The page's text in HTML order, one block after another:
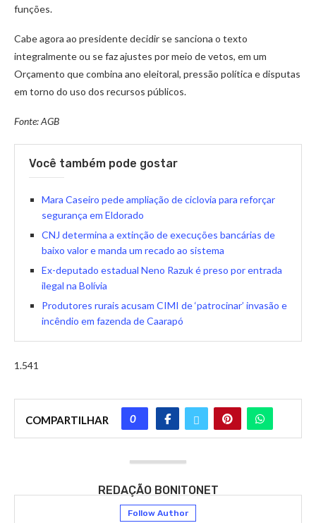
funções.
Cabe agora ao presidente decidir se sanciona o texto
integralmente ou se faz ajustes por meio de vetos, em um
Orçamento que combina ano eleitoral, pressão política e disputas
em torno do uso dos recursos públicos.
Fonte: AGB
Você também pode gostar
Mara Caseiro pede ampliação de ciclovia para reforçar
segurança em Eldorado
CNJ determina a extinção de execuções bancárias de
baixo valor e manda um recado ao sistema
Ex-deputado estadual Neno Razuk é preso por entrada
ilegal na Bolívia
Produtores rurais acusam CIMI de ‘patrocinar’ invasão e
incêndio em fazenda de Caarapó
1.541
COMPARTILHAR 0
REDAÇÃO BONITONET
Follow Author